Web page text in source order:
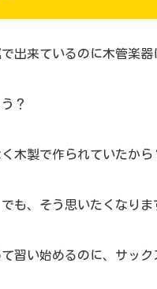
出来ているのに木管楽器
？
木製で作られていたから
も、そう思いたくなりま
習い始めるのに、サッ